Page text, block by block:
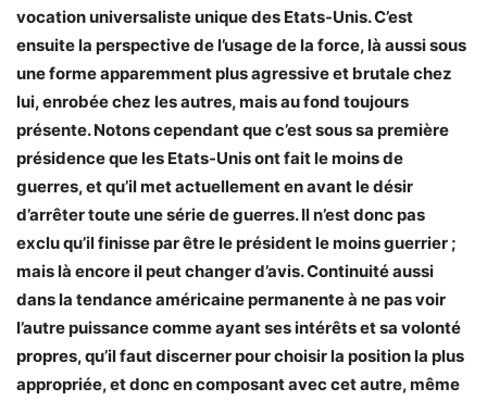
vocation universaliste unique des Etats-Unis. C’est
ensuite la perspective de l’usage de la force, là aussi sous
une forme apparemment plus agressive et brutale chez
lui, enrobée chez les autres, mais au fond toujours
présente. Notons cependant que c’est sous sa première
présidence que les Etats-Unis ont fait le moins de
guerres, et qu’il met actuellement en avant le désir
d’arrêter toute une série de guerres. Il n’est donc pas
exclu qu’il finisse par être le président le moins guerrier ;
mais là encore il peut changer d’avis. Continuité aussi
dans la tendance américaine permanente à ne pas voir
l’autre puissance comme ayant ses intérêts et sa volonté
propres, qu’il faut discerner pour choisir la position la plus
appropriée, et donc en composant avec cet autre, même